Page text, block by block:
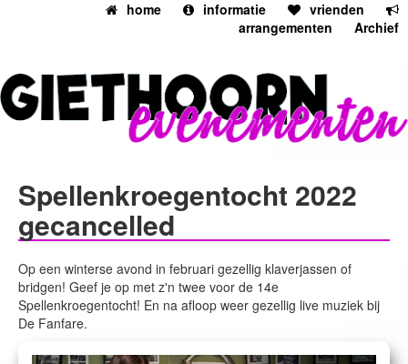
home informatie
vrienden
arrangementen
Archief
Spellenkroegentocht 2022
gecancelled
Op een winterse avond in februari gezellig klaverjassen of
bridgen! Geef je op met z'n twee voor de 14e
Spellenkroegentocht! En na afloop weer gezellig live muziek bij
De Fanfare.